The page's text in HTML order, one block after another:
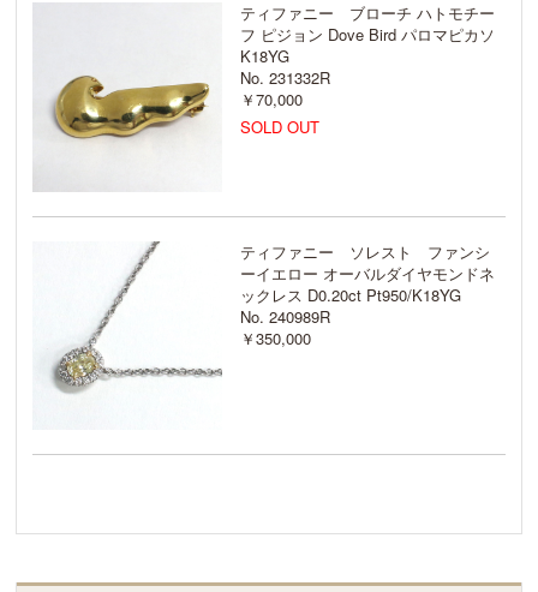
ティファニー ブローチ ハトモチー
フ ピジョン Dove Bird パロマピカソ
K18YG
No. 231332R
￥70,000
SOLD OUT
ティファニー ソレスト ファンシ
ーイエロー オーバルダイヤモンドネ
ックレス D0.20ct Pt950/K18YG
No. 240989R
￥350,000